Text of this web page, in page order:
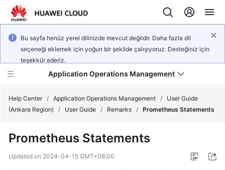
Bu sayfa henüz yerel dilinizde mevcut değildir. Daha fazla dil
seçeneği eklemek için yoğun bir şekilde çalışıyoruz. Desteğiniz için
teşekkür ederiz.
Application Operations Management
New
Help Center / Application Operations Management /
User Guide
(Ankara Region)
/ User Guide / Remarks / Prometheus Statements
Prometheus Statements
Updated on 2024-04-15 GMT+08:00